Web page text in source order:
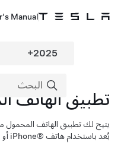
Manual
تطبيق الهاتف
يتيح لك تطبيق الهاتف المحمول من Tesla التواصل مع
بُعد باستخدام هاتف iPhone®‎ أو Android™‎.